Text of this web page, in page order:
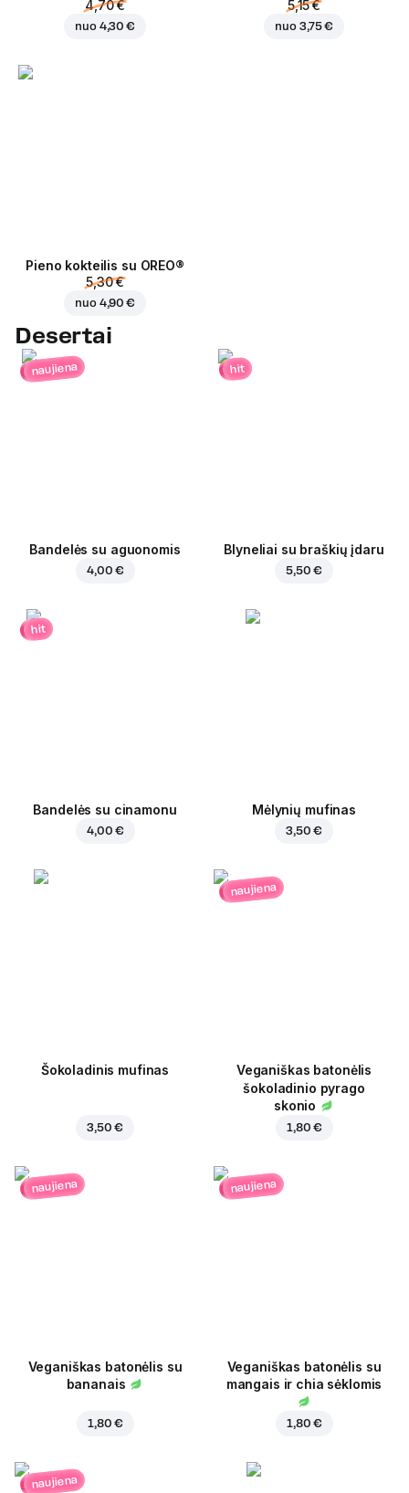
4,70 €
nuo 4,30 €
5,15 €
nuo 3,75 €
Pieno kokteilis su OREO®
5,30 €
nuo 4,90 €
Desertai
naujiena
Bandelės su aguonomis
4,00 €
hit
Blyneliai su braškių įdaru
5,50 €
hit
Bandelės su cinamonu
4,00 €
Mėlynių mufinas
3,50 €
Šokoladinis mufinas
3,50 €
naujiena
Veganiškas batonėlis
šokoladinio pyrago
skonio
1,80 €
naujiena
Veganiškas batonėlis su
bananais
1,80 €
naujiena
Veganiškas batonėlis su
mangais ir chia sėklomis
1,80 €
naujiena